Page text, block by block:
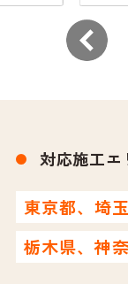
対応施工エ
東京都、埼
栃木県、神